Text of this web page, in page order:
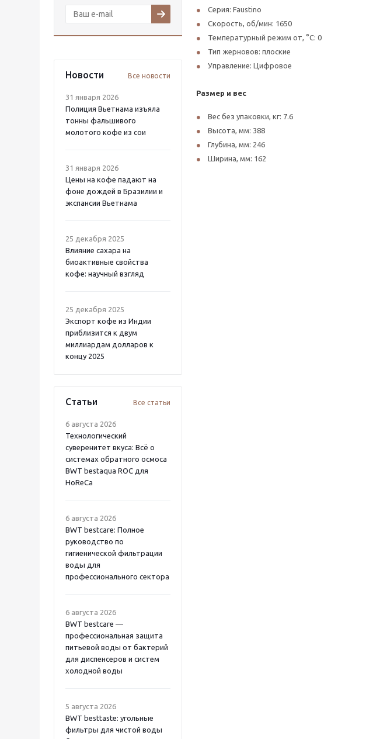
Новости Все новости
31 января 2026
Полиция Вьетнама изъяла
тонны фальшивого
молотого кофе из сои
31 января 2026
Цены на кофе падают на
фоне дождей в Бразилии и
экспансии Вьетнама
25 декабря 2025
Влияние сахара на
биоактивные свойства
кофе: научный взгляд
25 декабря 2025
Экспорт кофе из Индии
приблизится к двум
миллиардам долларов к
концу 2025
Статьи Все статьи
6 августа 2026
Технологический
суверенитет вкуса: Всё о
системах обратного осмоса
BWT bestaqua ROC для
HoReCa
6 августа 2026
BWT bestcare: Полное
руководство по
гигиенической фильтрации
воды для
профессионального сектора
6 августа 2026
BWT bestcare —
профессиональная защита
питьевой воды от бактерий
для диспенсеров и систем
холодной воды
5 августа 2026
BWT besttaste: угольные
фильтры для чистой воды
Серия: Faustino
Скорость, об/мин: 1650
Температурный режим от, °C: 0
Тип жерновов: плоские
Управление: Цифровое
Размер и вес
Вес без упаковки, кг: 7.6
Высота, мм: 388
Глубина, мм: 246
Ширина, мм: 162